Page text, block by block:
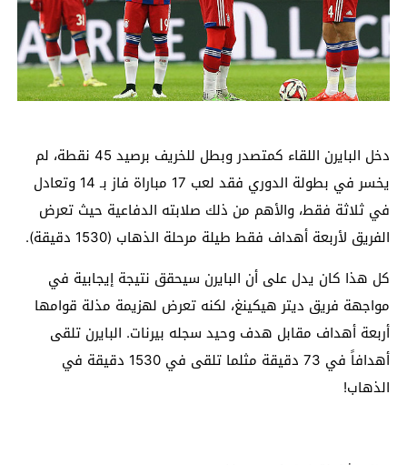
دخل البايرن اللقاء كمتصدر وبطل للخريف برصيد 45 نقطة، لم
يخسر في بطولة الدوري فقد لعب 17 مباراة فاز بـ 14 وتعادل
في ثلاثة فقط، والأهم من ذلك صلابته الدفاعية حيث تعرض
الفريق لأربعة أهداف فقط طيلة مرحلة الذهاب (1530 دقيقة).
كل هذا كان يدل على أن البايرن سيحقق نتيجة إيجابية في
مواجهة فريق ديتر هيكينغ، لكنه تعرض لهزيمة مذلة قوامها
أربعة أهداف مقابل هدف وحيد سجله بيرنات. البايرن تلقى
أهدافاً في 73 دقيقة مثلما تلقى في 1530 دقيقة في
الذهاب!